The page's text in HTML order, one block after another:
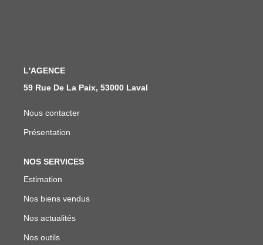
L'AGENCE
59 Rue De La Paix, 53000 Laval
Nous contacter
Présentation
NOS SERVICES
Estimation
Nos biens vendus
Nos actualités
Nos outils